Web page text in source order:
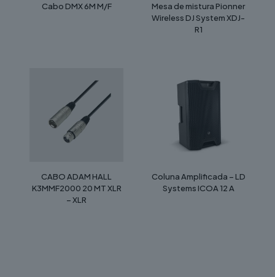
Cabo DMX 6M M/F
Mesa de mistura Pionner
Wireless DJ System XDJ-
R1
CABO ADAM HALL
K3MMF2000 20 MT XLR
– XLR
Coluna Amplificada – LD
Systems ICOA 12 A